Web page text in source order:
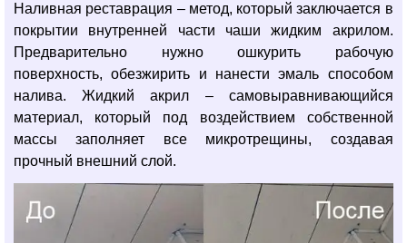
Наливная реставрация – метод, который заключается в
покрытии внутренней части чаши жидким акрилом.
Предварительно нужно ошкурить рабочую
поверхность, обезжирить и нанести эмаль способом
налива. Жидкий акрил – самовыравнивающийся
материал, который под воздействием собственной
массы заполняет все микротрещины, создавая
прочный внешний слой.